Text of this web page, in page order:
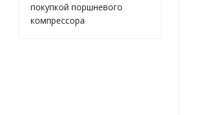
покупкой поршневого
компрессора